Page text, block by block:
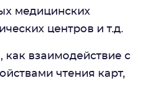
медицинских
центров и т.д.
как взаимодействие с
чтения карт,